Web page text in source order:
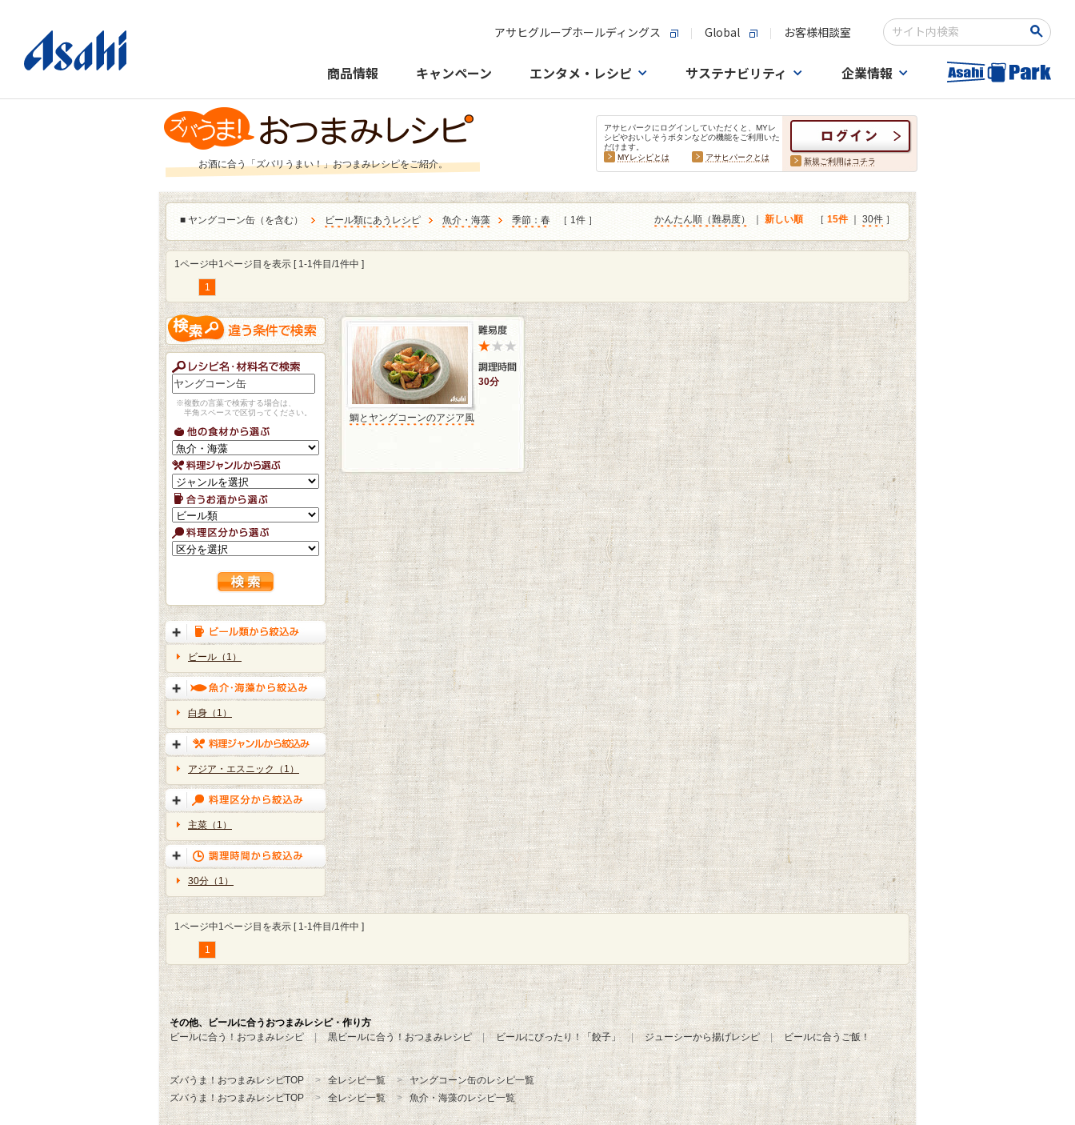
アサヒグループホールディングス Global お客様相談室
検索キーワード入力
商品情報 キャンペーン エンタメ・レシピ サステナビリティ 企業情報
お酒に合う「ズバリうまい！」おつまみレシピをご紹介。
アサヒパークにログインしていただくと、MYレ
シピやおいしそうボタンなどの機能をご利用いた
だけます。
MYレシピとは
アサヒパークとは 新規ご利用はコチラ
■ ヤングコーン缶（を含む） ビール類にあうレシピ 魚介・海藻 季節：春 ［ 1件 ］ かんたん順（難易度） 新しい順 ［ 15件｜ 30件 ］
1ページ中1ページ目を表示 [ 1-1件目/1件中 ]
1
※複数の言葉で検索する場合は、
半角スペースで区切ってください。
ビール（1）
白身（1）
アジア・エスニック（1）
主菜（1）
30分（1）
30分
鯛とヤングコーンのアジア風
1ページ中1ページ目を表示 [ 1-1件目/1件中 ]
1
その他、ビールに合うおつまみレシピ・作り方
ビールに合う！おつまみレシピ
黒ビールに合う！おつまみレシピ ビールにぴったり！「餃子」 ジューシーから揚げレシピ ビールに合うご飯！
ズバうま！おつまみレシピTOP 全レシピ一覧
ヤングコーン缶のレシピ一覧
ズバうま！おつまみレシピTOP
全レシピ一覧 魚介・海藻のレシピ一覧